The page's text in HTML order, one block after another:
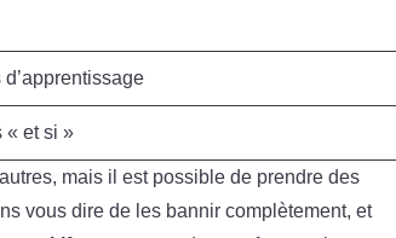
« et si »
mais il est possible de prendre des
vous dire de les bannir complètement, et